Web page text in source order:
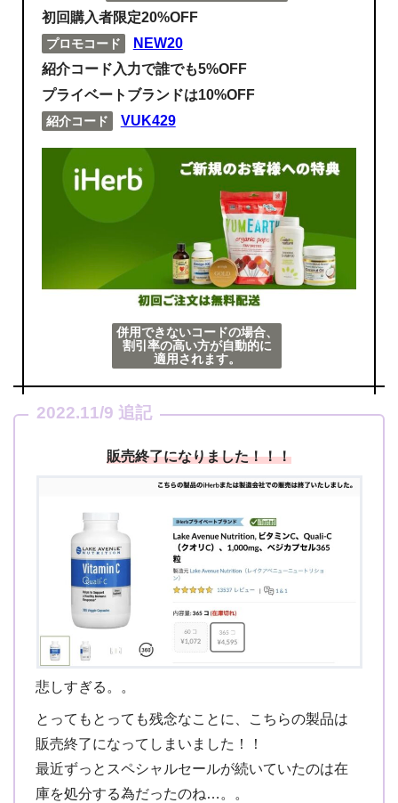
初回購入者限定20%OFF
プロモコード
NEW20
紹介コード入力で誰でも5%OFF
プライベートブランドは10%OFF
紹介コード VUK429
併用できないコードの場合、
割引率の高い方が自動的に
適用されます。
2022.11/9 追記
販売終了になりました！！！
悲しすぎる。。
とってもとっても残念なことに、こちらの製品は
販売終了になってしまいました！！
最近ずっとスペシャルセールが続いていたのは在
庫を処分する為だったのね…。。